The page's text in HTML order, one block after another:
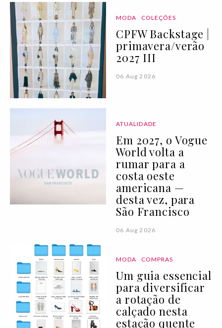
MODA COLEÇÕES
CPFW Backstage |
primavera/verão
2027 III
06 Aug 2026
ATUALIDADE
Em 2027, o Vogue
World volta a
rumar para a
costa oeste
americana —
desta vez, para
São Francisco
06 Aug 2026
MODA COMPRAS
Um guia essencial
para diversificar
a rotação de
calçado nesta
estação quente